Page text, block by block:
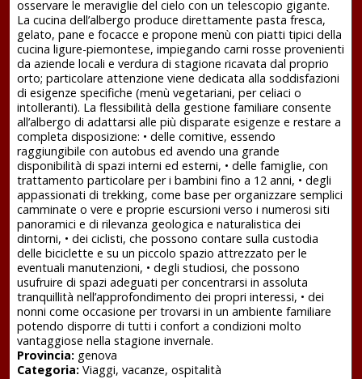
osservare le meraviglie del cielo con un telescopio gigante.
La cucina dell’albergo produce direttamente pasta fresca,
gelato, pane e focacce e propone menù con piatti tipici della
cucina ligure-piemontese, impiegando carni rosse provenienti
da aziende locali e verdura di stagione ricavata dal proprio
orto; particolare attenzione viene dedicata alla soddisfazioni
di esigenze specifiche (menù vegetariani, per celiaci o
intolleranti). La flessibilità della gestione familiare consente
all’albergo di adattarsi alle più disparate esigenze e restare a
completa disposizione: • delle comitive, essendo
raggiungibile con autobus ed avendo una grande
disponibilità di spazi interni ed esterni, • delle famiglie, con
trattamento particolare per i bambini fino a 12 anni, • degli
appassionati di trekking, come base per organizzare semplici
camminate o vere e proprie escursioni verso i numerosi siti
panoramici e di rilevanza geologica e naturalistica dei
dintorni, • dei ciclisti, che possono contare sulla custodia
delle biciclette e su un piccolo spazio attrezzato per le
eventuali manutenzioni, • degli studiosi, che possono
usufruire di spazi adeguati per concentrarsi in assoluta
tranquillità nell’approfondimento dei propri interessi, • dei
nonni come occasione per trovarsi in un ambiente familiare
potendo disporre di tutti i confort a condizioni molto
vantaggiose nella stagione invernale.
Provincia:genova
Categoria:Viaggi, vacanze, ospitalità